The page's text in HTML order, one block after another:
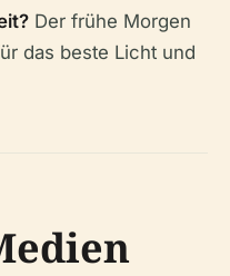
Der frühe Morgen
das beste Licht und